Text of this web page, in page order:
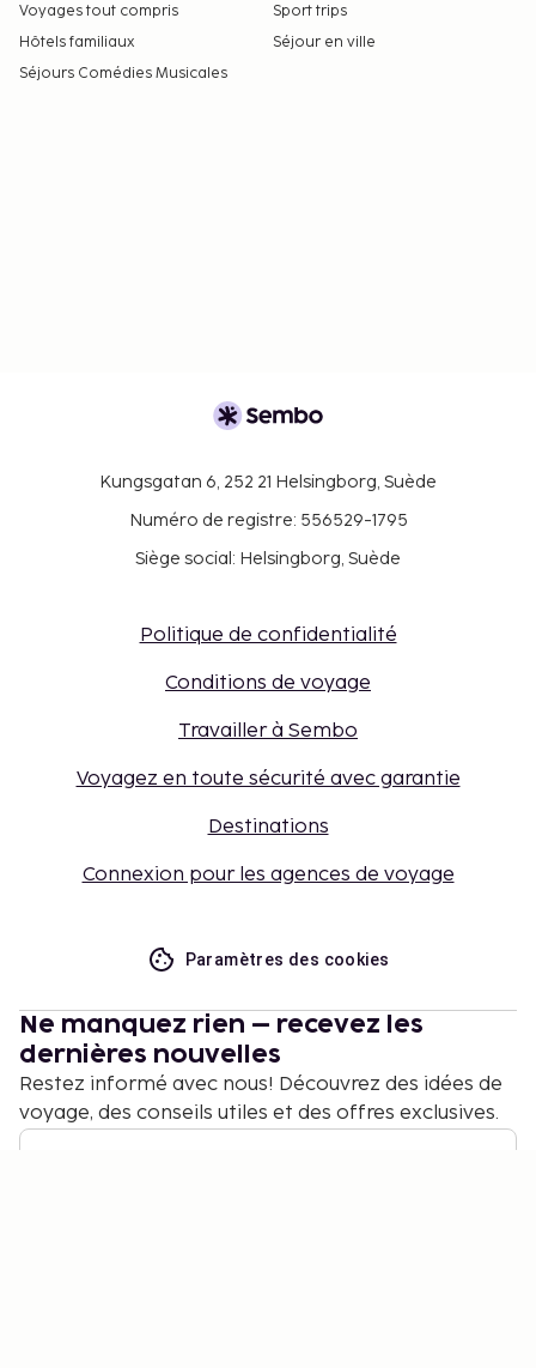
Voyages tout compris
Sport trips
Hôtels familiaux
Séjour en ville
Séjours Comédies Musicales
Kungsgatan 6, 252 21 Helsingborg, Suède
Numéro de registre: 556529-1795
Siège social: Helsingborg, Suède
Politique de confidentialité
Conditions de voyage
Travailler à Sembo
Voyagez en toute sécurité avec garantie
Destinations
Connexion pour les agences de voyage
Paramètres des cookies
Ne manquez rien – recevez les
dernières nouvelles
Restez informé avec nous! Découvrez des idées de
voyage, des conseils utiles et des offres exclusives.